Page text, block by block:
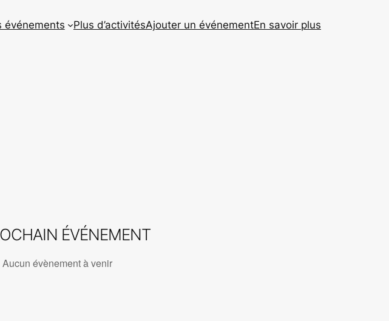
événements Plus d’activitésAjouter un événementEn savoir plus
ÉVÉNEMENT
Aucun évènement à venir